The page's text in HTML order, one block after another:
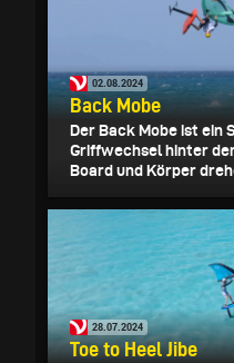
02.08.2024
Back Mobe
Der Back Mobe ist ein
Griffwechsel hinter
Board und Körper
28.07.2024
Toe to Heel Jibe